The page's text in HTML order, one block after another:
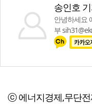
송인호
안녕하세요
부
ⓒ 에너지경제,무단전